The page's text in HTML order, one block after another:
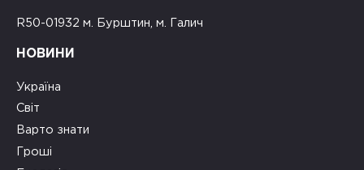
R50-01932 м. Бурштин, м. Галич
НОВИНИ
Україна
Світ
Варто знати
Гроші